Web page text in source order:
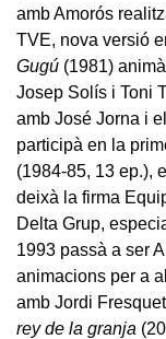
amb Amorós
TVE, nova versió
Gugú (1981)
Josep Solís i Toni
amb José Jorna i
participà en la
(1984-85, 13 ep.),
deixà la firma
Delta Grup,
1993 passà a ser
animacions per a
amb Jordi
rey de la granja